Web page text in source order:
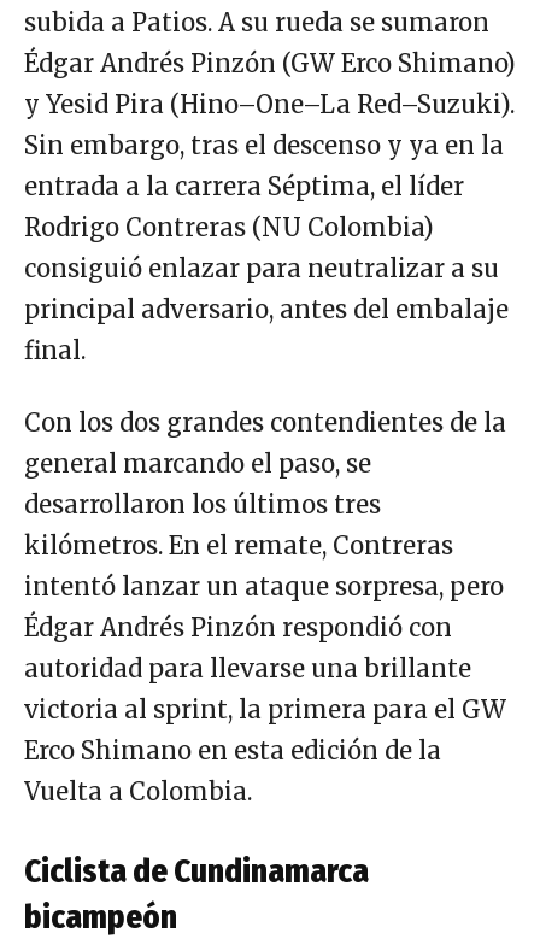
subida a Patios. A su rueda se sumaron
Édgar Andrés Pinzón (GW Erco Shimano)
y Yesid Pira (Hino–One–La Red–Suzuki).
Sin embargo, tras el descenso y ya en la
entrada a la carrera Séptima, el líder
Rodrigo Contreras (NU Colombia)
consiguió enlazar para neutralizar a su
principal adversario, antes del embalaje
final.
Con los dos grandes contendientes de la
general marcando el paso, se
desarrollaron los últimos tres
kilómetros. En el remate, Contreras
intentó lanzar un ataque sorpresa, pero
Édgar Andrés Pinzón respondió con
autoridad para llevarse una brillante
victoria al sprint, la primera para el GW
Erco Shimano en esta edición de la
Vuelta a Colombia.
Ciclista de Cundinamarca
bicampeón